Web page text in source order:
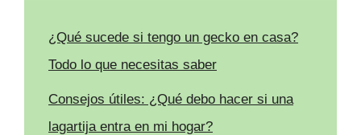
¿Qué sucede si tengo un gecko en casa?
Todo lo que necesitas saber
Consejos útiles: ¿Qué debo hacer si una
lagartija entra en mi hogar?